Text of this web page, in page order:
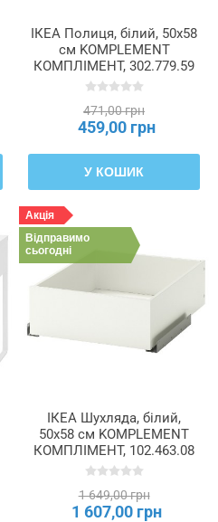
ІКЕА Полиця, білий, 50x58
см KOMPLEMENT
КОМПЛІМЕНТ, 302.779.59
471,00 грн
459,00 грн
У КОШИК
Акція
Відправимо
сьогодні
ІКЕА Шухляда, білий,
50x58 см KOMPLEMENT
КОМПЛІМЕНТ, 102.463.08
1 649,00 грн
1 607,00 грн